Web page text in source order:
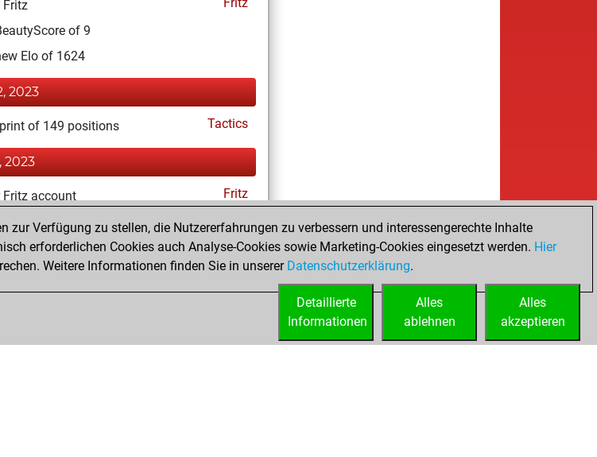
Fritz
of 9
Elo of 1624
2023
of 149 positions Tactics
2023
Fritz account Fritz
18, 2022
account Studies
Verfügung zu stellen, die Nutzererfahrungen zu verbessern und interessengerechte Inhalte
erforderlichen Cookies auch Analyse-Cookies sowie Marketing-Cookies eingesetzt werden. Hier
Weitere Informationen finden Sie in unserer Datenschutzerklärung.
Alles
akzeptieren
Alles
ablehnen
Detaillierte
Informationen